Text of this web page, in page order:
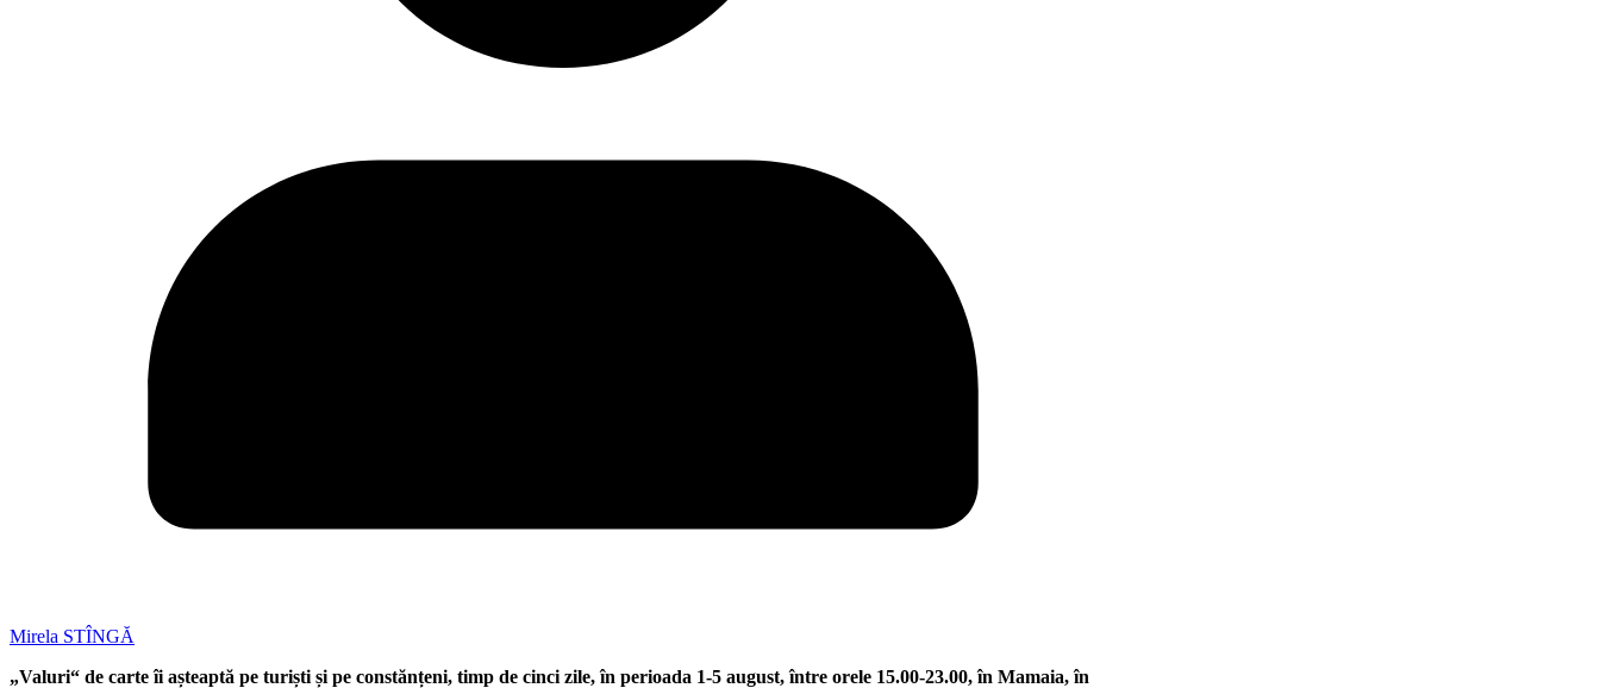
Mirela STÎNGĂ
„Valuri“ de carte îi așteaptă pe turiști și pe constănțeni, timp de cinci zile, în perioada 1-5 august, între orele 15.00-23.00, în Mamaia, în